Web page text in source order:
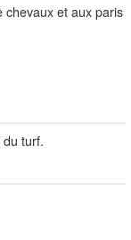
chevaux et aux paris
turf.